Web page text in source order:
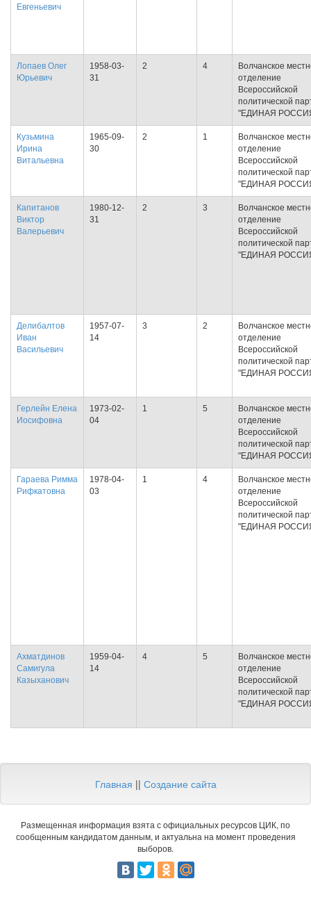
Евгеньевич
Лопаев Олег
Юрьевич
1958-03-
31
2 4
Волчанское
отделение
Всероссийской
политической
"ЕДИНАЯ
Кузьмина
Ирина
Витальевна
1965-09-
30
2 1
Волчанское
отделение
Всероссийской
политической
"ЕДИНАЯ
Капитанов
Виктор
Валерьевич
1980-12-
31
2 3
Волчанское
отделение
Всероссийской
политической
"ЕДИНАЯ
Делибалтов
Иван
Васильевич
1957-07-
14
3 2
Волчанское
отделение
Всероссийской
политической
"ЕДИНАЯ
Герлейн Елена
Иосифовна
1973-02-
04
1 5
Волчанское
отделение
Всероссийской
политической
"ЕДИНАЯ
Гараева Римма
Рифкатовна
1978-04-
03
1 4
Волчанское
отделение
Всероссийской
политической
"ЕДИНАЯ
Ахматдинов
Самигула
Казыханович
1959-04-
14
4 5
Волчанское
отделение
Всероссийской
политической
"ЕДИНАЯ
Главная || Создание сайта
Размещенная информация взята с официальных ресурсов ЦИК, по
сообщенным кандидатом данным, и актуальна на момент проведения
выборов.